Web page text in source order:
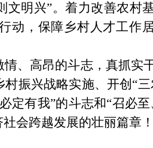
文明兴”。着力改善农村
动，保障乡村人才工作
、高昂的斗志，真抓实
振兴战略实施、开创 “
定有我”的斗志和“召必至
会跨越发展的壮丽篇章！